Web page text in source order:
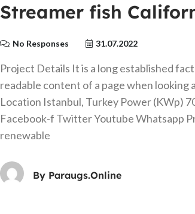
Streamer fish
No Responses 31.07.2022
Project Details It is a long established
readable content of a page when looking
Location Istanbul, Turkey Power (KWp)
Facebook-f Twitter Youtube Whatsapp
renewable
By Paraugs.online